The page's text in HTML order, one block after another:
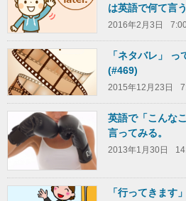
は英語で何て言
2016年2月3日
「ネタバレ」 っ
(#469)
2015年12月23日
英語で「こんな
言ってみる。
2013年1月30日
「行ってきます